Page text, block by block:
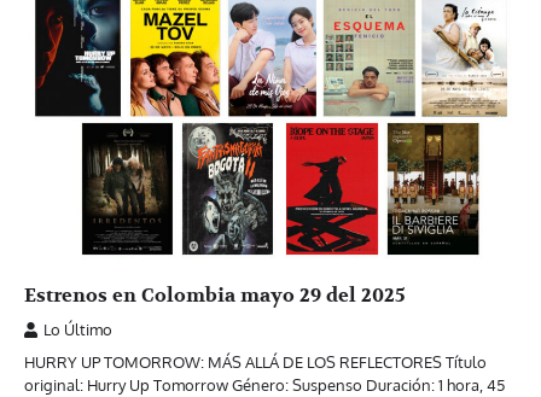
Estrenos en Colombia mayo 29 del 2025
Lo Último
HURRY UP TOMORROW: MÁS ALLÁ DE LOS REFLECTORES Título
original: Hurry Up Tomorrow Género: Suspenso Duración: 1 hora, 45